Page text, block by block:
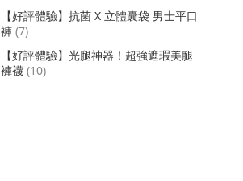
【好評體驗】抗菌 X 立體囊袋 男士平口
褲 (7)
【好評體驗】光腿神器！超強遮瑕美腿
褲襪 (10)